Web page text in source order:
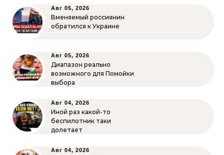
Авг 05, 2026
Вменяемый россиянин
обратился к Украине
Авг 05, 2026
Диапазон реально
возможного для Помойки
выбора
Авг 04, 2026
Иной раз какой-то
беспилотник таки
долетает
Авг 04, 2026